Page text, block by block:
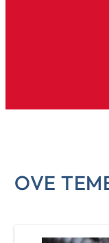
OVE